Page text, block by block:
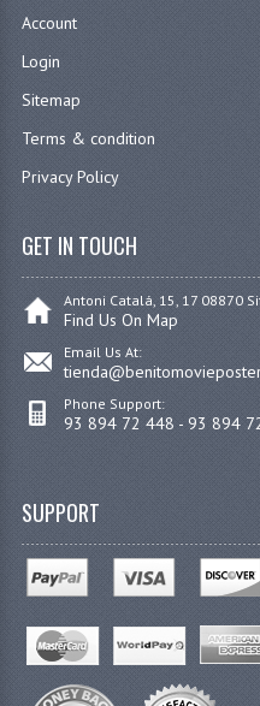
Account
Login
Sitemap
Terms & condition
Privacy Policy
GET IN TOUCH
Antoni Catalá, 15, 17 08870
Find Us On Map
Email Us At:
Phone Support:
93 894 72 448 - 93 894
SUPPORT